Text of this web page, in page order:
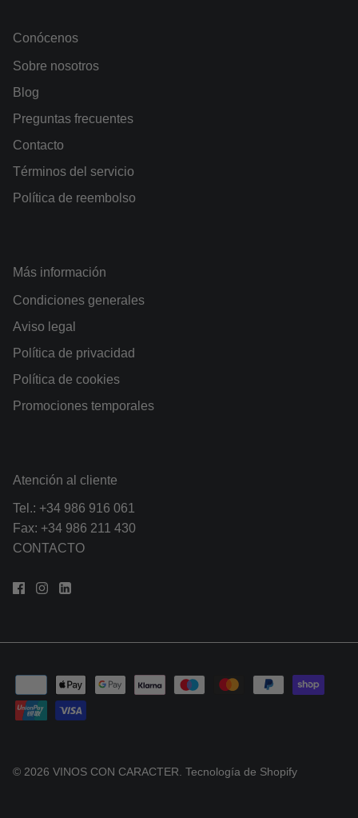
Conócenos
Sobre nosotros
Blog
Preguntas frecuentes
Contacto
Términos del servicio
Política de reembolso
Más información
Condiciones generales
Aviso legal
Política de privacidad
Política de cookies
Promociones temporales
Atención al cliente
Tel.: +34 986 916 061
Fax: +34 986 211 430
CONTACTO
© 2026 VINOS CON CARACTER. Tecnología de Shopify